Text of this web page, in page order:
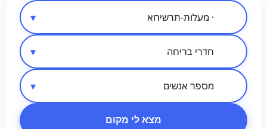
אזור בארץ
סיווג מקום
מספר אנשים
מצא לי מקום